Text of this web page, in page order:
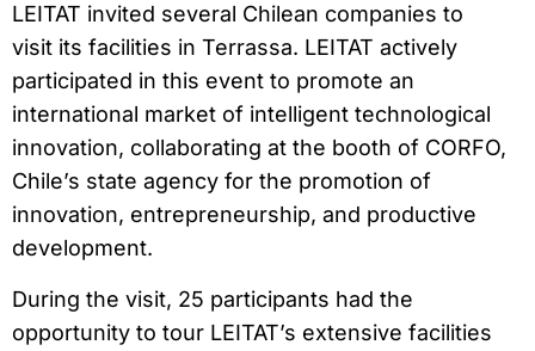
LEITAT invited several Chilean companies to
visit its facilities in Terrassa. LEITAT actively
participated in this event to promote an
international market of intelligent technological
innovation, collaborating at the booth of CORFO,
Chile’s state agency for the promotion of
innovation, entrepreneurship, and productive
development.
During the visit, 25 participants had the
opportunity to tour LEITAT’s extensive facilities